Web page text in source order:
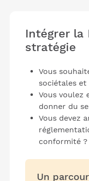
Intégrer la
stratégie
Vous
sociétales et
Vous voulez
donner du
Vous devez
conformité ?
Un